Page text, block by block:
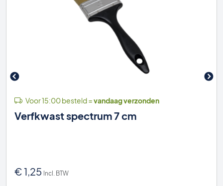
Voor 15:00 besteld =vandaag verzonden
Verfkwast spectrum 7 cm
€1,25 Incl. BTW